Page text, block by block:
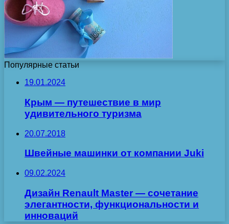
Популярные статьи
19.01.2024
Крым — путешествие в мир
удивительного туризма
20.07.2018
Швейные машинки от компании Juki
09.02.2024
Дизайн Renault Master — сочетание
элегантности, функциональности и
инноваций